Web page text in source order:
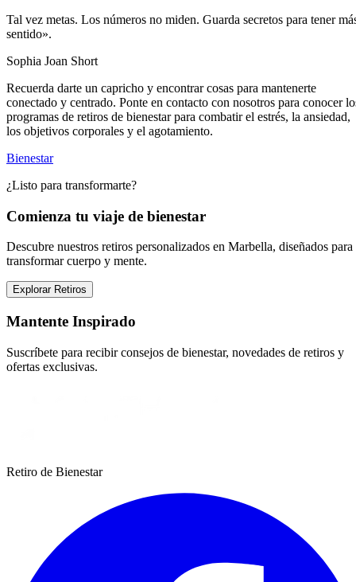
Tal vez metas. Los números no miden. Guarda secretos para tener
sentido».
Sophia Joan Short
Recuerda darte un capricho y encontrar cosas para mantenerte
conectado y centrado. Ponte en contacto con nosotros para conocer
programas de retiros de bienestar para combatir el estrés, la ansiedad,
los objetivos corporales y el agotamiento.
Bienestar
¿Listo para transformarte?
Comienza tu viaje de bienestar
Descubre nuestros retiros personalizados en Marbella, diseñados para
transformar cuerpo y mente.
Explorar Retiros
Mantente Inspirado
Suscríbete para recibir consejos de bienestar, novedades de retiros y
ofertas exclusivas.
Retiro de Bienestar